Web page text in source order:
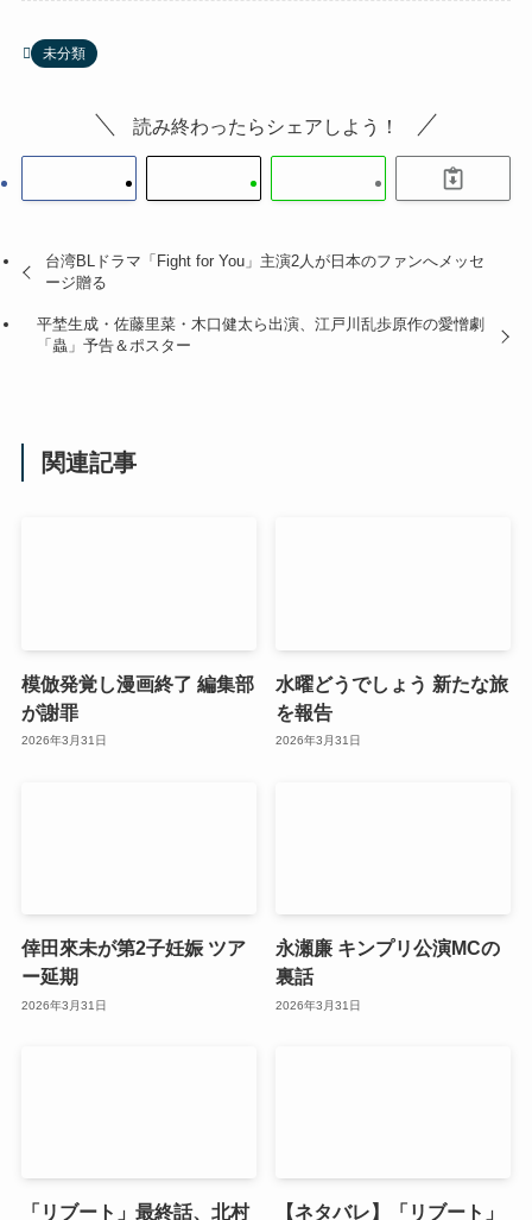
未分類
読み終わったらシェアしよう！
台湾BLドラマ「Fight for You」主演2人が日本のファンへメッセ
ージ贈る
平埜生成・佐藤里菜・木口健太ら出演、江戸川乱歩原作の愛憎劇
「蟲」予告＆ポスター
関連記事
模倣発覚し漫画終了 編集部
が謝罪
2026年3月31日
水曜どうでしょう 新たな旅
を報告
2026年3月31日
倖田來未が第2子妊娠 ツア
ー延期
2026年3月31日
永瀬廉 キンプリ公演MCの
裏話
2026年3月31日
「リブート」最終話、北村 【ネタバレ】「リブート」